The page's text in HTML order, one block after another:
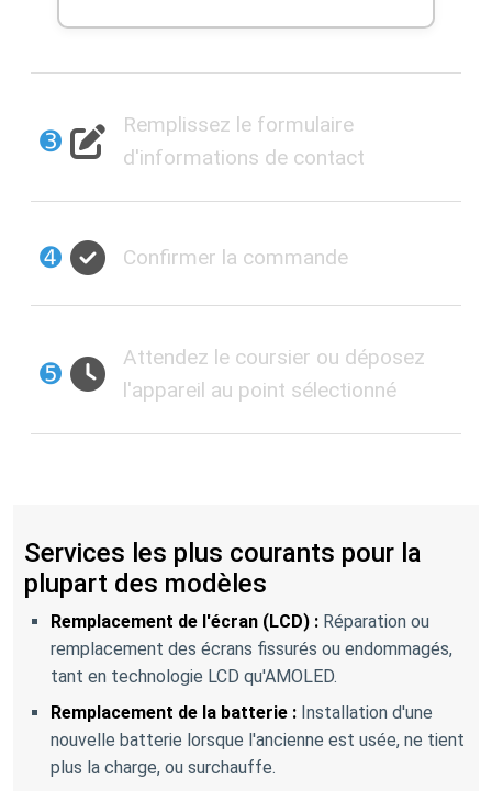
➌
Remplissez le formulaire
d'informations de contact
➍ Confirmer la commande
➎
Attendez le coursier ou déposez
l'appareil au point sélectionné
Services les plus courants pour la
plupart des modèles
Remplacement de l'écran (LCD) : Réparation ou
remplacement des écrans fissurés ou endommagés,
tant en technologie LCD qu'AMOLED.
Remplacement de la batterie : Installation d'une
nouvelle batterie lorsque l'ancienne est usée, ne tient
plus la charge, ou surchauffe.